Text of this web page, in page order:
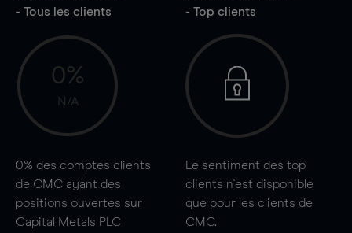
- Tous les clients
0%
N/A
0% des comptes clients
de CMC ayant des
positions ouvertes sur
Capital Metals PLC
- Top clients
Le sentiment des top
clients n'est disponible
que pour les clients de
CMC.